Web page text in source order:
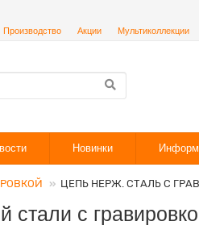
Производство Акции Мультиколлекции
Новинки
ЦЕПЬ НЕРЖ. СТАЛЬ С
с